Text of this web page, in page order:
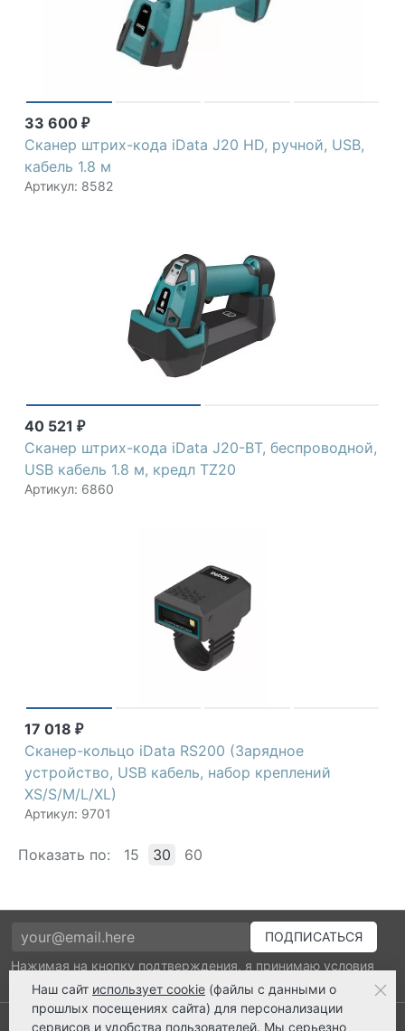
33 600 ₽
Сканер штрих-кода iData J20 HD, ручной, USB,
кабель 1.8 м
Артикул: 8582
40 521 ₽
Сканер штрих-кода iData J20-BT, беспроводной,
USB кабель 1.8 м, кредл TZ20
Артикул: 6860
17 018 ₽
Сканер-кольцо iData RS200 (Зарядное
устройство, USB кабель, набор креплений
XS/S/M/L/XL)
Артикул: 9701
Показать по: 15 30 60
Нажимая на кнопку подтверждения, я принимаю условия
политики обработки персональных данных
Выполнено заказов: 52530
Наш сайт использует cookie (файлы с данными о
прошлых посещениях сайта) для персонализации
сервисов и удобства пользователей. Мы серьезно